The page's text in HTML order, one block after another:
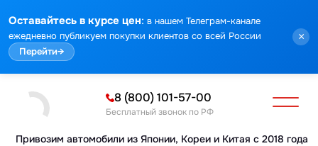
Оставайтесь в курсе цен: в нашем Телеграм-канале
ежедневно публикуем покупки клиентов со всей России
Перейти→
×
Привозим автомобили из Японии, Кореи и Китая с 2018 года
8 (800) 101-57-00
Бесплатный звонок по РФ